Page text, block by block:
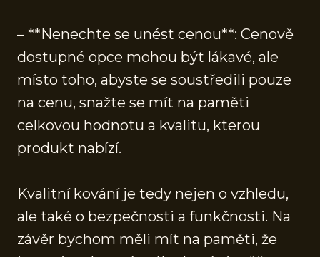
– **Nenechte se unést cenou**: Cenově
dostupné opce mohou být lákavé, ale
místo toho, abyste se soustředili pouze
na cenu, snažte se mít na paměti
celkovou hodnotu a kvalitu, kterou
produkt nabízí.
Kvalitní kování je tedy nejen o vzhledu,
ale také o bezpečnosti a funkčnosti. Na
závěr bychom měli mít na paměti, že